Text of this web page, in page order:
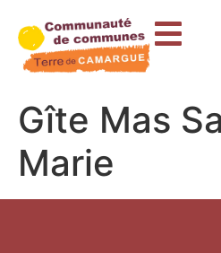
principal
Gîte Mas
Marie